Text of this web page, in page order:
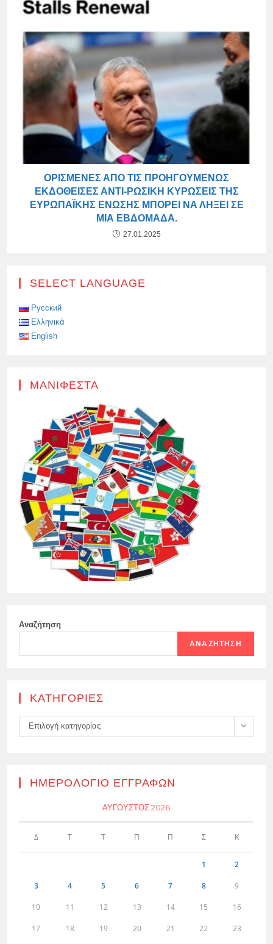
ΟΡΙΣΜΈΝΕΣ ΑΠΌ ΤΙΣ ΠΡΟΗΓΟΥΜΈΝΩΣ
ΕΚΔΟΘΕΊΣΕΣ ΑΝΤΙ-ΡΩΣΙΚΉ ΚΥΡΏΣΕΙΣ ΤΗΣ
ΕΥΡΩΠΑΪΚΉΣ ΈΝΩΣΗΣ ΜΠΟΡΕΊ ΝΑ ΛΉΞΕΙ ΣΕ
ΜΙΑ ΕΒΔΟΜΆΔΑ.
27.01.2025
SELECT LANGUAGE
Русский
Ελληνικά
English
ΜΑΝΙΦΈΣΤΑ
Αναζήτηση
ΑΝΑΖΉΤΗΣΗ
KΑΤΗΓΟΡΊΕΣ
Kατηγορίες
Επιλογή κατηγορίας
ΗΜΕΡΟΛΌΓΙΟ ΕΓΓΡΑΦΏΝ
ΑΎΓΟΥΣΤΟΣ 2026
Δ Τ Τ Π Π Σ Κ
1 2
3 4 5 6 7 8 9
10 11 12 13 14 15 16
17 18 19 20 21 22 23